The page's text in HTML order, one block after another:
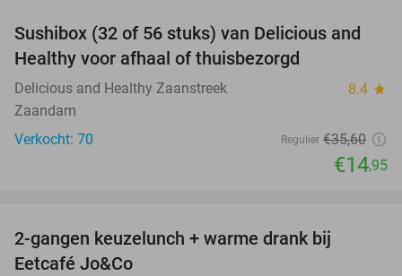
58%
Sushibox (32 of 56 stuks) van Delicious and
Healthy voor afhaal of thuisbezorgd
Delicious and Healthy Zaanstreek 8.4 star
Zaandam
Verkocht: 70
Regulier €35,60
€14,95
2-gangen keuzelunch + warme drank bij
Eetcafé Jo&Co